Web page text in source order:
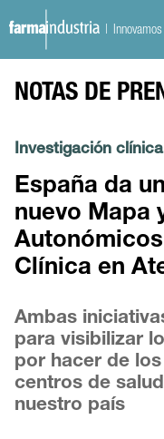
|
NOTAS DE
Investigación
España da
nuevo Mapa
Clínica en
Ambas
para visibilizar
por hacer de
centros de
nuestro país